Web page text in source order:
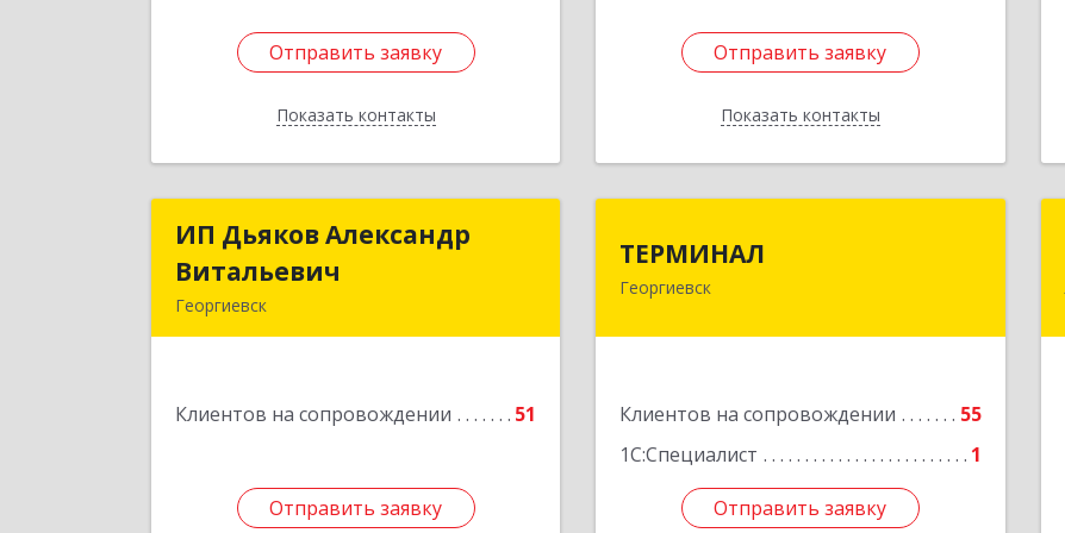
Отправить заявку
Показать контакты
Отправить заявку
Назад
Отправить заявку
Показать контакты
Отправить заявку
Назад
ИП Дьяков Александр
Витальевич
Георгиевск
Клиентов на сопровождении 51
Отправить заявку
ИП Дьяков Александр
Отправить заявку
ТЕРМИНАЛ
Георгиевск
Клиентов на сопровождении
55
1С:Специалист
1
Отправить заявку
357820, Ставропольский край,
Отправить заявку